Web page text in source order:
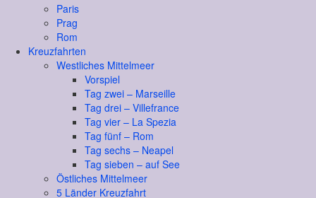
Paris
Prag
Rom
Kreuzfahrten
Westliches Mittelmeer
Vorspiel
Tag zwei – Marseille
Tag drei – Villefrance
Tag vier – La Spezia
Tag fünf – Rom
Tag sechs – Neapel
Tag sieben – auf See
Östliches Mittelmeer
5 Länder Kreuzfahrt